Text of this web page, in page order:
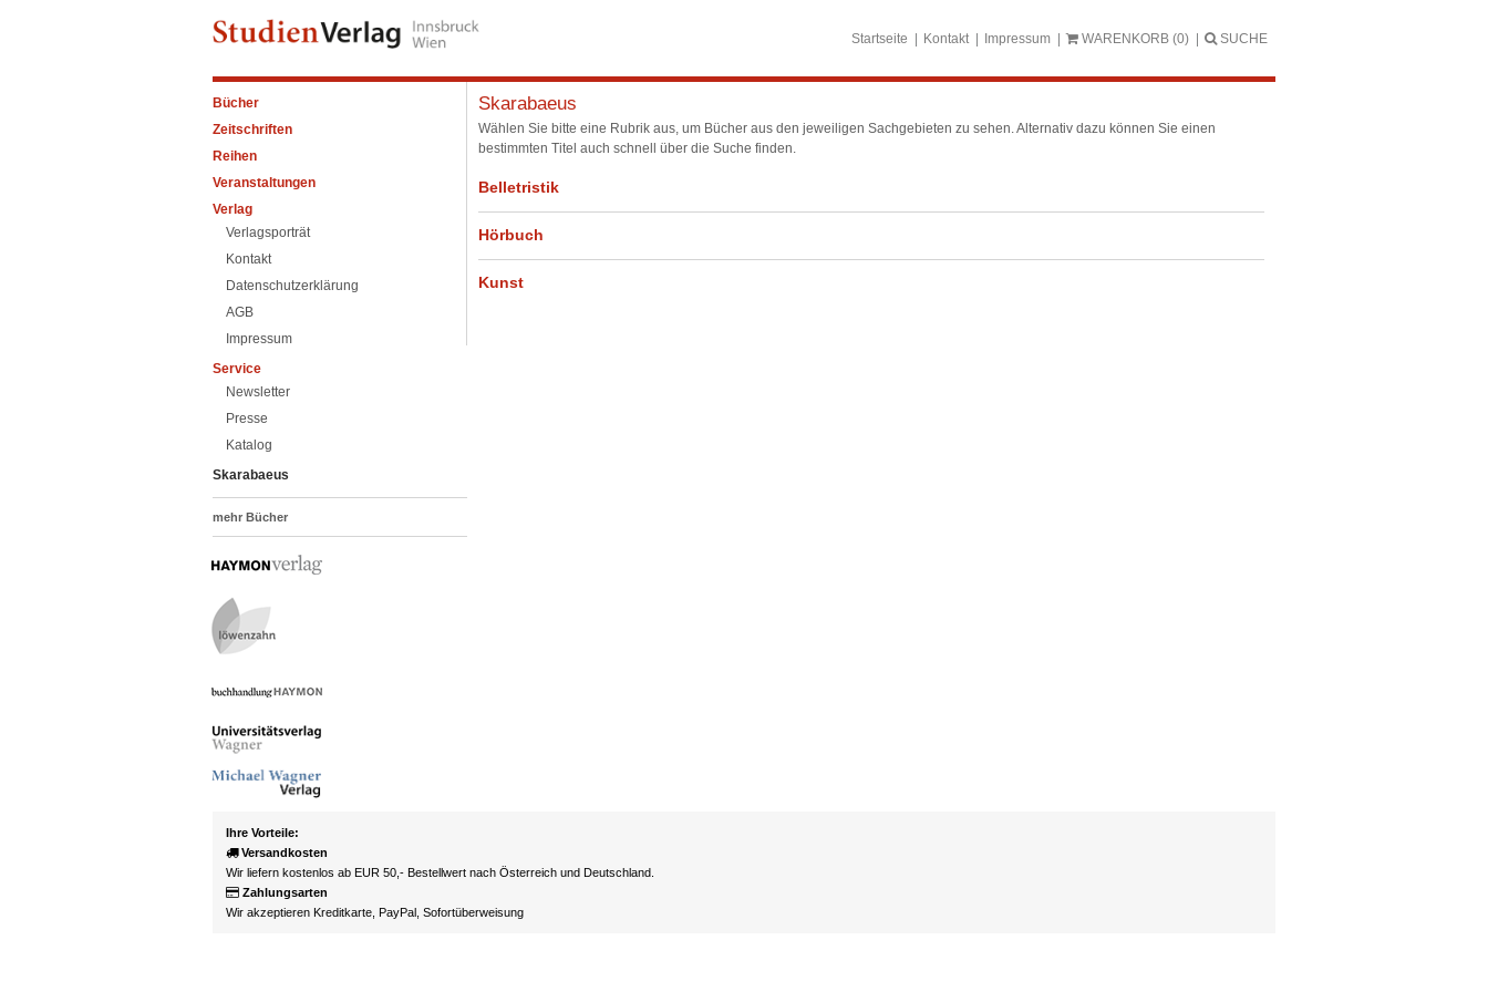
Startseite Kontakt Impressum WARENKORB (0) SUCHE
Bücher
Zeitschriften
Reihen
Veranstaltungen
Verlag
Verlagsporträt
Kontakt
Datenschutzerklärung
AGB
Impressum
Service
Newsletter
Presse
Katalog
Skarabaeus
mehr Bücher
Skarabaeus
Wählen Sie bitte eine Rubrik aus, um Bücher aus den jeweiligen Sachgebieten zu sehen. Alternativ dazu können Sie einen
bestimmten Titel auch schnell über die Suche finden.
Belletristik
Hörbuch
Kunst
Ihre Vorteile:
Versandkosten
Wir liefern kostenlos ab EUR 50,- Bestellwert nach Österreich und Deutschland.
Zahlungsarten
Wir akzeptieren Kreditkarte, PayPal, Sofortüberweisung